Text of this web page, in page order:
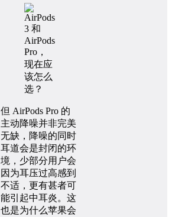
但 AirPods Pro 的
主动降噪并非完美
无缺，降噪的同时
耳道会是封闭的环
境，少部分用户会
因为耳压过高感到
不适，更有甚者可
能引起中耳炎。这
也是为什么苹果会